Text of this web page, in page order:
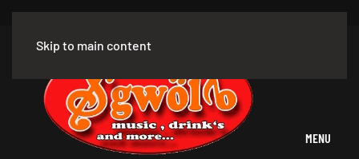
Skip to main content
MENU